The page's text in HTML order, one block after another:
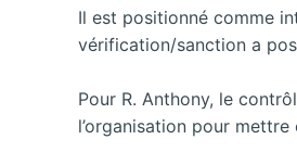
Il est positionné comme
vérification/sanction a
Pour R. Anthony, le
l’organisation pour